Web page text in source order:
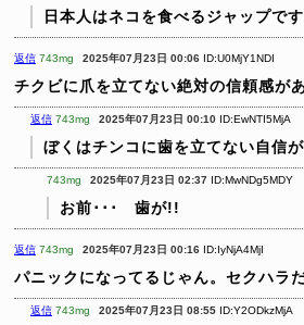
日本人はネコを食べるジャップで
返信 743mg 2025年07月23日 00:06 ID:U0MjY1NDI
チクビに爪を立てない絶対の信頼感が
返信 743mg 2025年07月23日 00:10 ID:EwNTI5MjA
ぼくはチンコに歯を立てない自信が
743mg 2025年07月23日 02:37 ID:MwNDg5MDY
お前･･･ 歯が!!
返信 743mg 2025年07月23日 00:16 ID:IyNjA4MjI
パニックになってるじゃん。セクハラ
返信 743mg 2025年07月23日 08:55 ID:Y2ODkzMjA